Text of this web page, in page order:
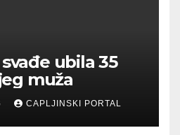
ubila 35
muža
CAPLJINSKI PORTAL